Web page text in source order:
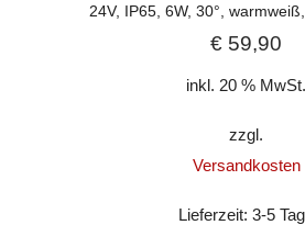
24V, IP65, 6W, 30°,
€ 59,90
inkl. 20 % MwSt.
zzgl.
Versandkosten
Lieferzeit:3-5